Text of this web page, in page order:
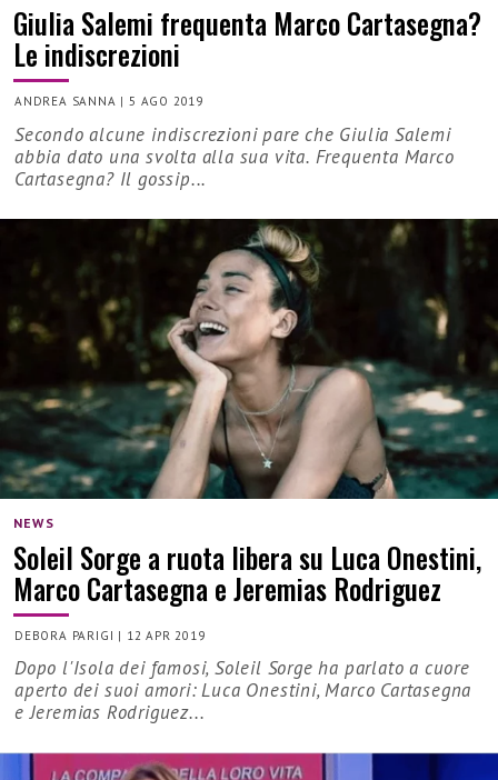
Giulia Salemi frequenta Marco Cartasegna?
Le indiscrezioni
ANDREA SANNA | 5 AGO 2019
Secondo alcune indiscrezioni pare che Giulia Salemi
abbia dato una svolta alla sua vita. Frequenta Marco
Cartasegna? Il gossip...
NEWS
Soleil Sorge a ruota libera su Luca Onestini,
Marco Cartasegna e Jeremias Rodriguez
DEBORA PARIGI | 12 APR 2019
Dopo l'Isola dei famosi, Soleil Sorge ha parlato a cuore
aperto dei suoi amori: Luca Onestini, Marco Cartasegna
e Jeremias Rodriguez...